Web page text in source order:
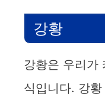
강황
강황은 우리가
식입니다. 강